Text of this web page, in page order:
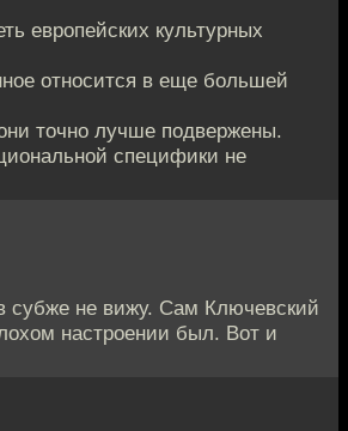
европейских культурных
относится в еще большей
точно лучше подвержены.
специфики не
субже не вижу. Сам Ключевский
настроении был. Вот и